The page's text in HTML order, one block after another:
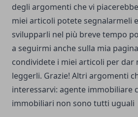
degli argomenti che vi
miei articoli potete segnalarmeli
svilupparli nel più breve tempo
a seguirmi anche sulla mia
condividete i miei articoli per dar
leggerli. Grazie! Altri argomenti
interessarvi: agente immobiliare
immobiliari non sono tutti uguali